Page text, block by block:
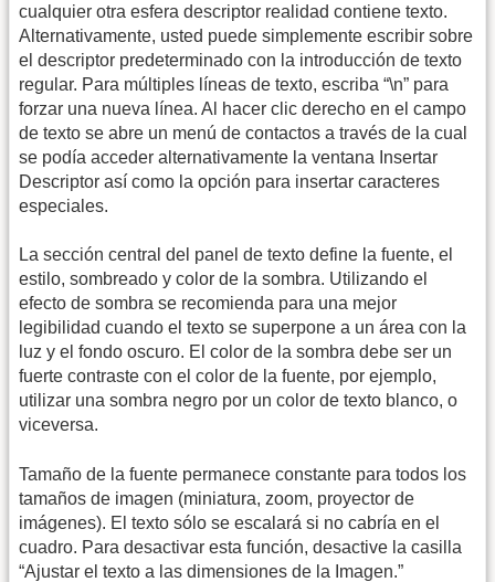
cualquier otra esfera descriptor realidad contiene texto.
Alternativamente, usted puede simplemente escribir sobre
el descriptor predeterminado con la introducción de texto
regular. Para múltiples líneas de texto, escriba “\n” para
forzar una nueva línea. Al hacer clic derecho en el campo
de texto se abre un menú de contactos a través de la cual
se podía acceder alternativamente la ventana Insertar
Descriptor así como la opción para insertar caracteres
especiales.
La sección central del panel de texto define la fuente, el
estilo, sombreado y color de la sombra. Utilizando el
efecto de sombra se recomienda para una mejor
legibilidad cuando el texto se superpone a un área con la
luz y el fondo oscuro. El color de la sombra debe ser un
fuerte contraste con el color de la fuente, por ejemplo,
utilizar una sombra negro por un color de texto blanco, o
viceversa.
Tamaño de la fuente permanece constante para todos los
tamaños de imagen (miniatura, zoom, proyector de
imágenes). El texto sólo se escalará si no cabría en el
cuadro. Para desactivar esta función, desactive la casilla
“Ajustar el texto a las dimensiones de la Imagen.”